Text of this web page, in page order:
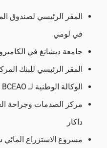
المقر الرئيسي لصندوق
في لومي
جامعة ديشانغ في
المقر الرئيسي للبنك
الوكالة الوطنية لـ BCEAO في مالي
مركز الصدمات وجراحة
داكار
مشروع الاستزراع المائي